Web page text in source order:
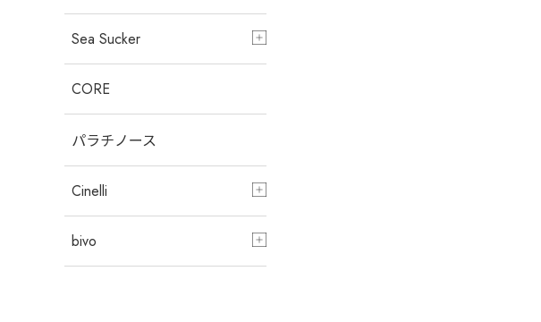
Sea Sucker
CORE
パラチノース
Cinelli
bivo